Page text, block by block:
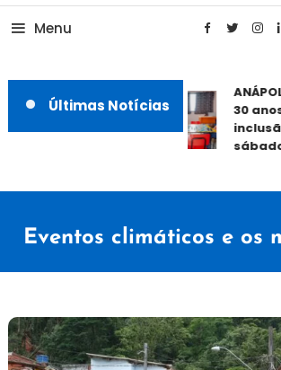
Menu
Últimas Notícias
30
sábado
Eventos climáticos e os